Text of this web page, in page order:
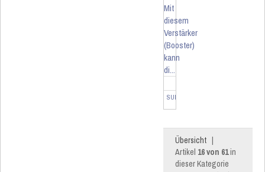
Mit
diesem
Verstärker
(Booster)
kann
di...
SUM-4112
Übersicht |
Artikel 16 von 61in
dieser Kategorie